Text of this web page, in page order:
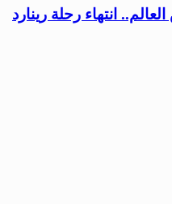
انتهاء رحلة رينارد